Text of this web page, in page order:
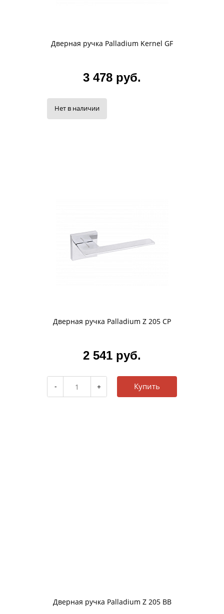
Дверная ручка Palladium Kernel GF
3 478 руб.
Нет в наличии
Дверная ручка Palladium Z 205 CP
2 541 руб.
Купить
Дверная ручка Palladium Z 205 BB